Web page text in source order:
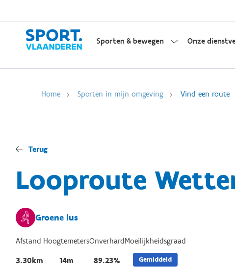
Sporten & bewegen Onze
Home Sporten in mijn omgeving Vind een route
Terug
Looproute
Groene lus
Afstand
3.30km
Hoogtemeters
14m
Onverhard
89.23%
Moeilijkheidsgraad
Gemiddeld